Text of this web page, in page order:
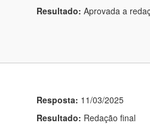
Resultado: Aprovada a
Resposta: 11/03/2025
Resultado: Redação final